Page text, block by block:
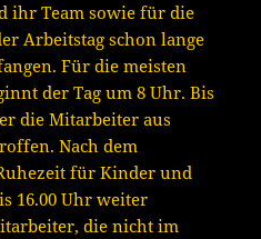
ihr Team sowie für die
Arbeitstag schon lange
Für die meisten
der Tag um 8 Uhr. Bis
die Mitarbeiter aus
Nach dem
für Kinder und
16.00 Uhr weiter
die nicht im